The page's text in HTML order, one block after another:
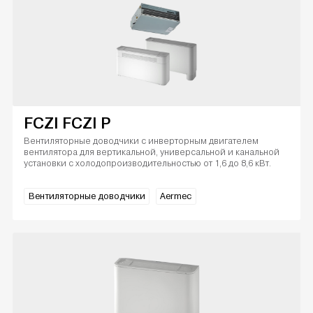
FCZI FCZI P
Вентиляторные доводчики с инверторным двигателем
вентилятора для вертикальной, универсальной и канальной
установки с холодопроизводительностью от 1,6 до 8,6 кВт.
Вентиляторные доводчики Aermec